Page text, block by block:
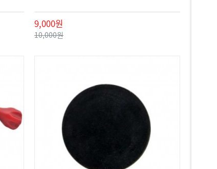
9,000원
10,000원